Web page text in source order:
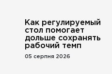
Как регулируемый
стол помогает
дольше сохранять
рабочий темп
05 серпня 2026